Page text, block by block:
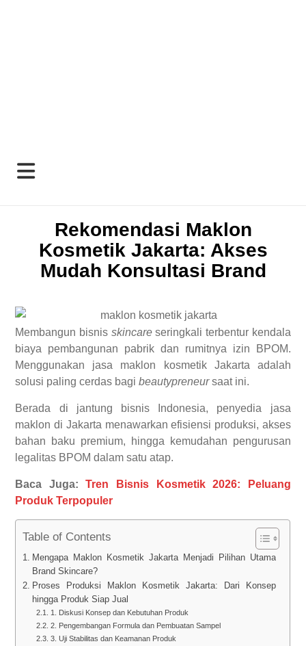
Rekomendasi Maklon
Kosmetik Jakarta: Akses
Mudah Konsultasi Brand
Membangun bisnis skincareseringkali terbentur kendala
biaya pembangunan pabrik dan rumitnya izin BPOM.
Menggunakan jasa maklon kosmetik Jakarta adalah
solusi paling cerdas bagibeautypreneursaat ini.
Berada di jantung bisnis Indonesia, penyedia jasa
maklon di Jakarta menawarkan efisiensi produksi, akses
bahan baku premium, hingga kemudahan pengurusan
legalitas BPOM dalam satu atap.
Baca Juga:Tren Bisnis Kosmetik 2026: Peluang
Produk Terpopuler
Table of Contents
Mengapa Maklon Kosmetik Jakarta Menjadi Pilihan Utama
Brand Skincare?
Proses Produksi Maklon Kosmetik Jakarta: Dari Konsep
hingga Produk Siap Jual
1. Diskusi Konsep dan Kebutuhan Produk
2. Pengembangan Formula dan Pembuatan Sampel
3. Uji Stabilitas dan Keamanan Produk